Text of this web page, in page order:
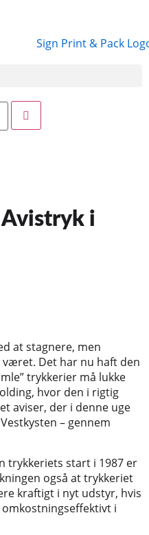
Avistryk i
at stagnere, men
været. Det har nu haft den
trykkerier må lukke
hvor den i rigtig
aviser, der i denne uge
– gennem
trykkeriets start i 1987 er
også at trykkeriet
kraftigt i nyt udstyr, hvis
i